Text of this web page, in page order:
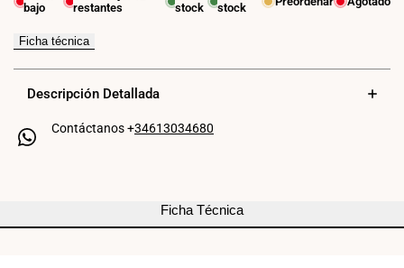
Aplique
espejo
baño
LED
-
Aplique
espejo
baño
LED
-
bajo
restantes
stock
stock
Ficha técnica
Descripción Detallada
Contáctanos +34613034680
Ficha Técnica